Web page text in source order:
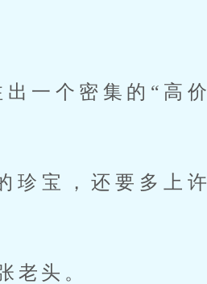
一个密集的“高价
珍宝，还要多上许
老头。